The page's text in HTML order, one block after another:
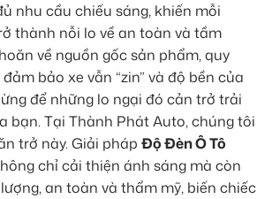
nhu cầu chiếu sáng, khiến mỗi
thành nỗi lo về an toàn và tầm
về nguồn gốc sản phẩm, quy
bảo xe vẫn “zin” và độ bền của
để những lo ngại đó cản trở trải
bạn. Tại Thành Phát Auto, chúng tôi
trở này. Giải pháp Độ Đèn Ô Tô
chỉ cải thiện ánh sáng mà còn
an toàn và thẩm mỹ, biến chiếc